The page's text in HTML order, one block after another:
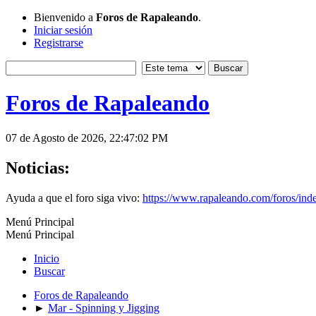
Bienvenido a Foros de Rapaleando.
Iniciar sesión
Registrarse
Foros de Rapaleando
07 de Agosto de 2026, 22:47:02 PM
Noticias:
Ayuda a que el foro siga vivo: https://www.rapaleando.com/foros/
Menú Principal
Menú Principal
Inicio
Buscar
Foros de Rapaleando
► Mar - Spinning y Jigging